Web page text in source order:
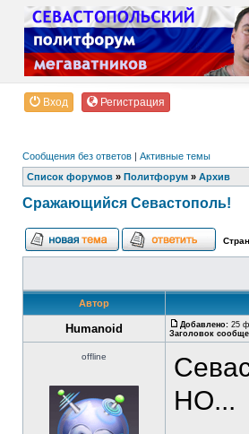
Вход Регистрация
Сообщения без ответов | Активные темы
Список форумов » Политфорум » Архив
Сражающийся Севастополь!
Автор
Humanoid Добавлено: 25
Заголовок
offline
НО...